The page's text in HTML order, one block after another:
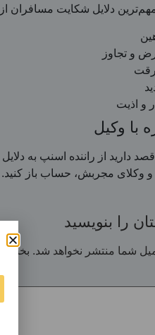
دلایل شکایت مسافران
و تجاوز
و اذیت
با وکیل
دارید از راننده اسنپ به
وکلای مجربش، حساب باز کنید. برای
را بنویسید
شما منتشر نخواهد شد.